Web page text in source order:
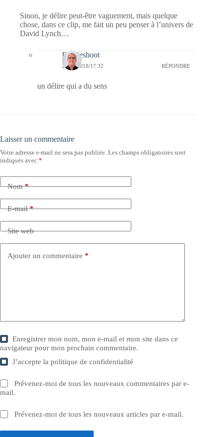
Sinon, je délire peut-être vaguement, mais quelque
chose, dans ce clip, me fait un peu penser à l’univers de
David Lynch…
Bernieshoot
21/03/2018/17:32 RÉPONDRE
un délire qui a du sens
Laisser un commentaire
Votre adresse e-mail ne sera pas publiée. Les champs obligatoires sont
indiqués avec *
Nom*
E-mail*
Site web
Ajouter un commentaire *
Enregistrer mon nom, mon e-mail et mon site dans ce
navigateur pour mon prochain commentaire.
J’accepte lapolitique de confidentialité
Prévenez-moi de tous les nouveaux commentaires par e-
mail.
Prévenez-moi de tous les nouveaux articles par e-mail.